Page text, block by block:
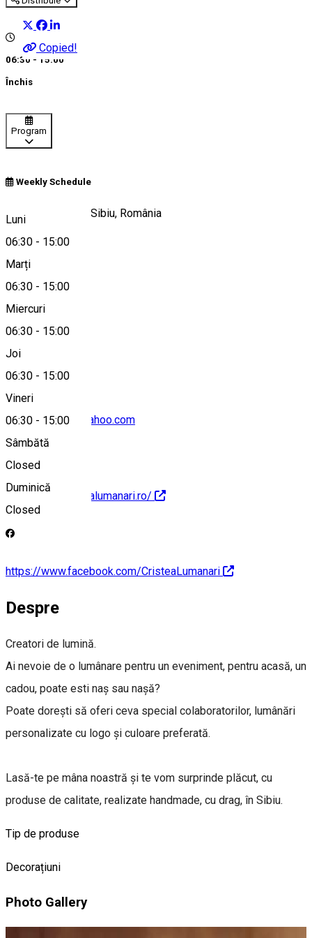
Copied!
06:30 - 15:00
Închis
Program
Weekly Schedule
Luni
06:30 - 15:00
Marți
06:30 - 15:00
Miercuri
06:30 - 15:00
Joi
06:30 - 15:00
Vineri
06:30 - 15:00
Sâmbătă
Closed
Duminică
Closed
Strada Podului 1, Sibiu, România
Hartă
ciprian.cristea@yahoo.com
http://www.cristealumanari.ro/
https://www.facebook.com/CristeaLumanari
Despre
Creatori de lumină.
Ai nevoie de o lumânare pentru un eveniment, pentru acasă, un
cadou, poate esti naș sau nașă?
Poate dorești să oferi ceva special colaboratorilor, lumânări
personalizate cu logo și culoare preferată.
Lasă-te pe mâna noastră și te vom surprinde plăcut, cu
produse de calitate, realizate handmade, cu drag, în Sibiu.
Tip de produse
Decorațiuni
Photo Gallery